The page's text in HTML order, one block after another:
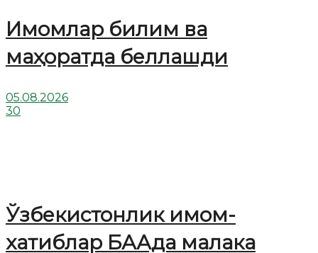
Имомлар билим ва
маҳоратда беллашди
05.08.2026
30
Ўзбекистонлик имом-
хатиблар БААда малака